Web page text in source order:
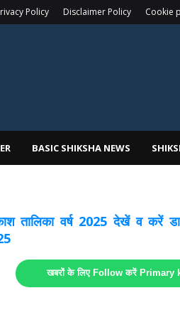
Policy Disclaimer Policy Cookie
BASIC SHIKSHA NEWS
तालिका वर्ष 2025 देखें व
खबरों के लिए Follow करें Primary